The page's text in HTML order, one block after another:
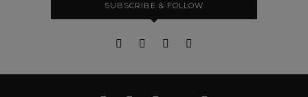
SUBSCRIBE & FOLLOW